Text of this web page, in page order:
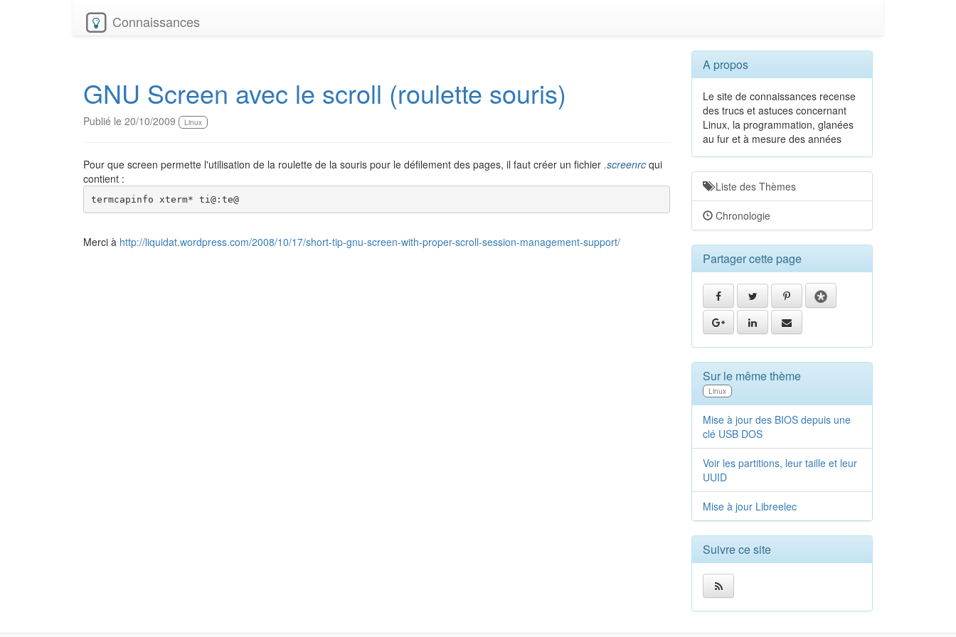
Connaissances
GNU Screen avec le scroll (roulette souris)
Publié le 20/10/2009 Linux
Pour que screen permette l'utilisation de la roulette de la souris pour le défilement des pages, il faut créer un fichier .screenrc qui
contient :
termcapinfo xterm* ti@:te@
Merci à http://liquidat.wordpress.com/2008/10/17/short-tip-gnu-screen-with-proper-scroll-session-management-support/
A propos
Le site de connaissances recense
des trucs et astuces concernant
Linux, la programmation, glanées
au fur et à mesure des années
Liste des Thèmes
Chronologie
Partager cette page
Sur le même thème
Linux
Mise à jour des BIOS depuis une
clé USB DOS
Voir les partitions, leur taille et leur
UUID
Mise à jour Libreelec
Suivre ce site